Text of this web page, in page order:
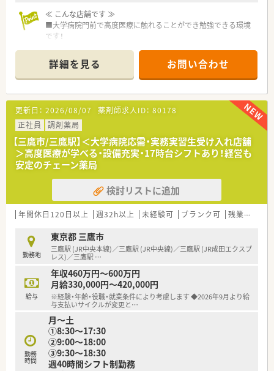
を限定した出店により手厚い支援体制を誇ります。
■全従業員の6割以上が勤続10年以上という驚異的な定着率で、
腰を据えて長く働ける土壌が完成されています。
■かかりつけ薬剤師や在宅業務へのノルマは一切設けておらず、
数字に追われず患者様第一の対応ができる会社です。
≪ こんな店舗です ≫
■大学病院門前で高度医療に触れることができ勉強できる環境
です！
薬剤師常勤6名・非常勤6名・事務5名の人数体制も多めです！女性
の割合が多い店舗です♪
■基幹店となっているため、調剤機器も多く導入しています。
■実務実習生受け入れ店舗ですので、経験豊富な薬剤師が指導い
たします！
＼こんな企業です ／
■東京都・神奈川県・千葉県・埼玉県と、首都圏に特化した店舗展
開をしています。
■調剤31店舗、OTC32店舗展開。健康と医療の2軸で運営し、安
定した経営基盤がございます。
■病院門前の店舗が10店舗、その他医療モールや駅近に店舗が
詳細を見る お問い合わせ
更新日： 2026/08/07 薬剤師求人ID： 80178
正社員
調剤薬局
【三鷹市/三鷹駅】＜大学病院応需・実務実習生受け入れ店舗
＞高度医療が学べる・設備充実・17時台シフトあり！経営も
安定のチェーン薬局
検討リストに追加
年間休日120日以上 週32h以上 未経験可 ブランク可 残業なし(ほぼなし含む)
勤務地
東京都 三鷹市
三鷹駅 (JR中央本線)／三鷹駅 (JR中央線)／三鷹駅 (JR成田エクスプ
レス)／三鷹駅 …
給与
年収460万円～600万円
月給330,000円～420,000円
※経験・年齢・役職・就業条件により考慮します ◆2026年9月より給
与支払いサイクルが変更と…
勤務
時間
月～土
①8:30～17:30
②9:00～18:00
③9:30～18:30
週40時間シフト制勤務